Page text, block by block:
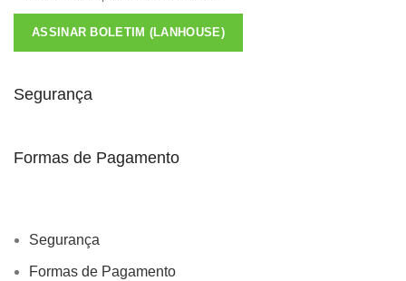
ASSINAR BOLETIM (LANHOUSE)
Segurança
Formas de Pagamento
Segurança
Formas de Pagamento